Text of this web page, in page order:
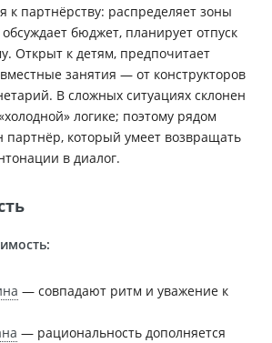
к партнёрству: распределяет зоны
обсуждает бюджет, планирует отпуск
Открыт к детям, предпочитает
занятия — от конструкторов
В сложных ситуациях склонен
логике; поэтому рядом
партнёр, который умеет возвращать
в диалог.
— совпадают ритм и уважение к
— рациональность дополняется